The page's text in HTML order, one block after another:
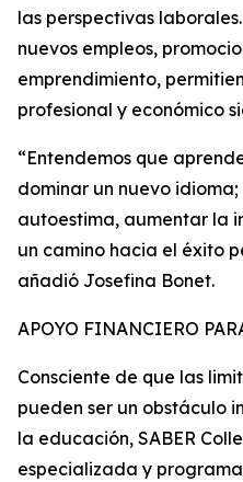
las perspectivas
nuevos empleos,
emprendimiento,
profesional y económico
“Entendemos que
dominar un nuevo
autoestima, aumentar la
un camino hacia el éxito
añadió Josefina Bonet.
APOYO FINANCIERO
Consciente de que las
pueden ser un obstáculo
la educación, SABER
especializada y